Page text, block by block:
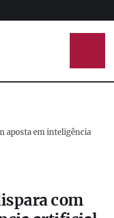
aposta em inteligência
com